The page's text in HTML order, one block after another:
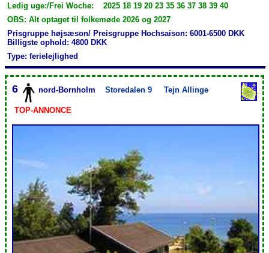
Ledig uge:/Frei Woche: 2025 18 19 20 23 35 36 37 38 39 40
OBS: Alt optaget til folkemøde 2026 og 2027
Prisgruppe højsæson/ Preisgruppe Hochsaison: 6001-6500 DKK
Billigste ophold: 4800 DKK
Type: ferielejlighed
6 nord-Bornholm Storedalen 9 Tejn Allinge
TOP-ANNONCE